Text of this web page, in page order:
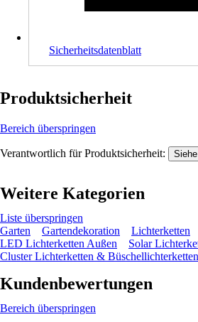
Sicherheitsdatenblatt
Produktsicherheit
Bereich überspringen
Verantwortlich für Produktsicherheit:
Weitere Kategorien
Liste überspringen
Garten
Gartendekoration Lichterketten
LED Lichterketten Außen
Solar
Cluster Lichterketten & Büschellichterketten
Kundenbewertungen
Bereich überspringen